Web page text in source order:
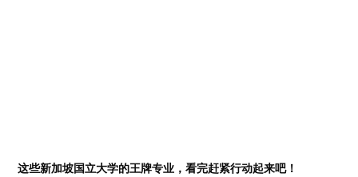
这些新加坡国立大学的王牌专业，看完赶紧行动起来吧！